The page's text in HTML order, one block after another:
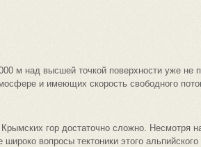
м над высшей точкой поверхности уже
и имеющих скорость свободного
Крымских гор достаточно сложно. Несмотря
вопросы тектоники этого